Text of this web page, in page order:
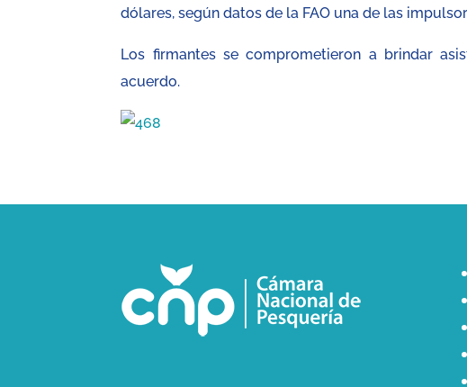
dólares, según datos de la FAO una de las
Los firmantes se comprometieron a brindar
acuerdo.